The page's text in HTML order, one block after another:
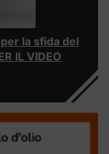
la sfida del
IL VIDEO